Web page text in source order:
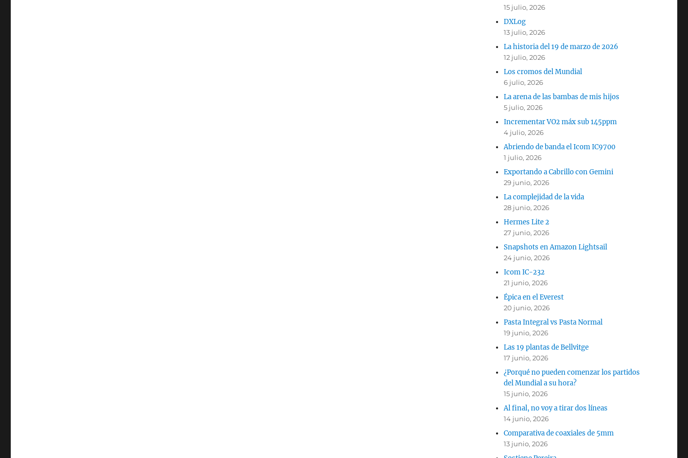
15 julio, 2026
DXLog
13 julio, 2026
La historia del 19 de marzo de 2026
12 julio, 2026
Los cromos del Mundial
6 julio, 2026
La arena de las bambas de mis hijos
5 julio, 2026
Incrementar VO2 máx sub 145ppm
4 julio, 2026
Abriendo de banda el Icom IC9700
1 julio, 2026
Exportando a Cabrillo con Gemini
29 junio, 2026
La complejidad de la vida
28 junio, 2026
Hermes Lite 2
27 junio, 2026
Snapshots en Amazon Lightsail
24 junio, 2026
Icom IC-232
21 junio, 2026
Épica en el Everest
20 junio, 2026
Pasta Integral vs Pasta Normal
19 junio, 2026
Las 19 plantas de Bellvitge
17 junio, 2026
¿Porqué no pueden comenzar los partidos
del Mundial a su hora?
15 junio, 2026
Al final, no voy a tirar dos líneas
14 junio, 2026
Comparativa de coaxiales de 5mm
13 junio, 2026